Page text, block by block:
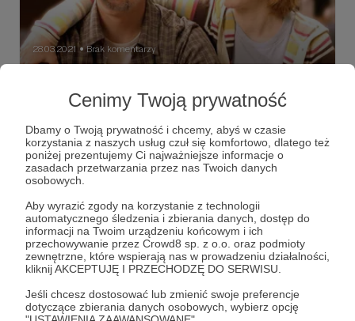
Cenimy Twoją prywatność
Dbamy o Twoją prywatność i chcemy, abyś w czasie
korzystania z naszych usług czuł się komfortowo, dlatego też
poniżej prezentujemy Ci najważniejsze informacje o
zasadach przetwarzania przez nas Twoich danych
osobowych.
Aby wyrazić zgody na korzystanie z technologii
automatycznego śledzenia i zbierania danych, dostęp do
informacji na Twoim urządzeniu końcowym i ich
przechowywanie przez Crowd8 sp. z o.o. oraz podmioty
zewnętrzne, które wspierają nas w prowadzeniu działalności,
kliknij AKCEPTUJĘ I PRZECHODZĘ DO SERWISU.
Jeśli chcesz dostosować lub zmienić swoje preferencje
dotyczące zbierania danych osobowych, wybierz opcję
28.03.2021 ● Brak komentarzy
Razy Kolegów
tematach. Jak cię widzą, tak cię piszą - czy to prawda, czy
pusty frazes. W kontekście relacji damsko-męskich rzecz
jasna. Trzeba się stroić, czy może lepiej mieć to wszystko
w nosie? Drugi temat to ten tytułowy. Przenosimy się w
czasie i opowiadamy jak to było za tym pierwszym razem.
rozczarowanko :D No i sprawa, którą mężczyźni lubią się
chwalić najbardziej. W jakim wieku doszło do tej inicjacji?
Zapraszamy!
kiedy i z kim najlepiej stracić +1